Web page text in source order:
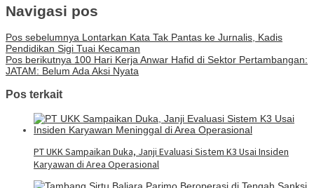
Navigasi pos
Pos sebelumnya Lontarkan Kata Tak Pantas ke Jurnalis, Kadis
Pendidikan Sigi Tuai Kecaman
Pos berikutnya 100 Hari Kerja Anwar Hafid di Sektor Pertambangan:
JATAM: Belum Ada Aksi Nyata
Pos terkait
PT UKK Sampaikan Duka, Janji Evaluasi Sistem K3 Usai Insiden
Karyawan di Area Operasional